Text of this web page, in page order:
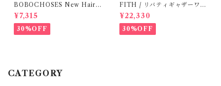
BOBOCHOSES New Hairli
ne denim bermuda shorts /
2-4Y
¥7,315
30%OFF
FITH / リバティギャザーワン
ピース / Size 2
¥22,330
30%OFF
CATEGORY